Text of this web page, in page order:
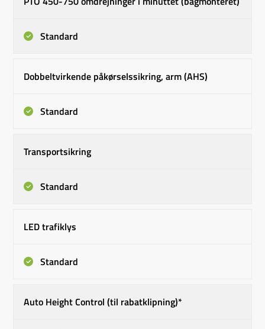
Standard
Dobbeltvirkende påkørselssikring, arm (AHS)
Standard
Transportsikring
Standard
LED trafiklys
Standard
Auto Height Control (til rabatklipning)*